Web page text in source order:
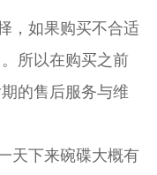
如果购买不合适
所以在购买之前
的售后服务与维
下来碗碟大概有